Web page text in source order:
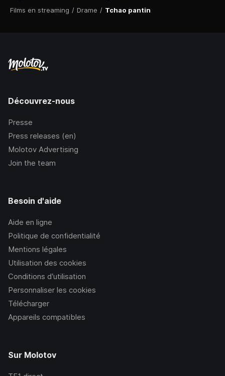
Films en streaming / Drame / Tchao pantin
Découvrez-nous
Presse
Press releases (en)
Molotov Advertising
Join the team
Besoin d'aide
Aide en ligne
Politique de confidentialité
Mentions légales
Utilisation des cookies
Conditions d’utilisation
Personnaliser les cookies
Télécharger
Appareils compatibles
Sur Molotov